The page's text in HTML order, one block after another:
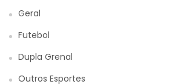
Geral
Futebol
Dupla Grenal
Outros Esportes